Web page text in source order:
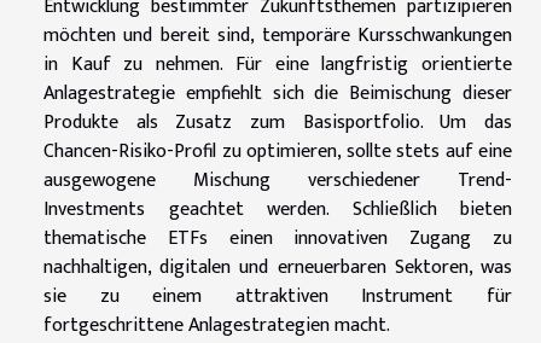
Entwicklung bestimmter Zukunftsthemen partizipieren
möchten und bereit sind, temporäre Kursschwankungen
in Kauf zu nehmen. Für eine langfristig orientierte
Anlagestrategie empfiehlt sich die Beimischung dieser
Produkte als Zusatz zum Basisportfolio. Um das
Chancen-Risiko-Profil zu optimieren, sollte stets auf eine
ausgewogene Mischung verschiedener Trend-
Investments geachtet werden. Schließlich bieten
thematische ETFs einen innovativen Zugang zu
nachhaltigen, digitalen und erneuerbaren Sektoren, was
sie zu einem attraktiven Instrument für
fortgeschrittene Anlagestrategien macht.